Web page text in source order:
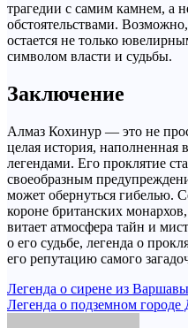
трагедии с самим камнем, а
обстоятельствами.
остается не только
символом власти и судьбы.
Заключение
Алмаз Кохинур — это не
целая история, наполненная
легендами. Его проклятие
своеобразным
может обернуться гибелью.
короне британских
витает атмосфера тайн и
о его судьбе, легенда о
его репутацию самого
Навигация
по
Легенда о сирене из Варшавы
Легенда о подземном